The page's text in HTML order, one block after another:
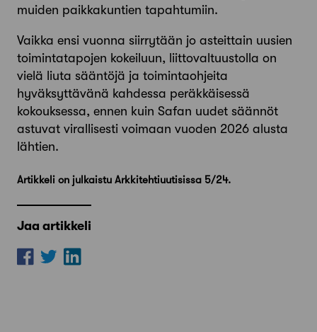
muiden paikkakuntien tapahtumiin.
Vaikka ensi vuonna siirrytään jo asteittain uusien
toimintatapojen kokeiluun, liittovaltuustolla on
vielä liuta sääntöjä ja toimintaohjeita
hyväksyttävänä kahdessa peräkkäisessä
kokouksessa, ennen kuin Safan uudet säännöt
astuvat virallisesti voimaan vuoden 2026 alusta
lähtien.
Artikkeli on julkaistu Arkkitehtiuutisissa 5/24.
Jaa artikkeli